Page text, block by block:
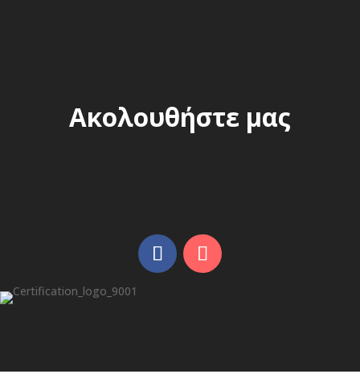
Ακολουθήστε μας